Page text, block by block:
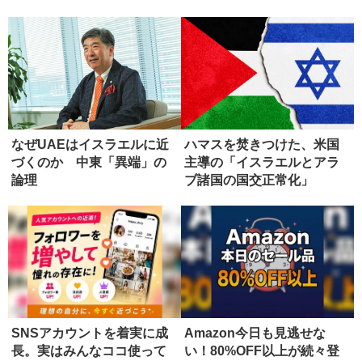
なぜUAEはイスラエルに近
づくのか 中東「異端」の
論理
ハマスを焚きつけた、米国
主導の「イスラエルとアラ
ブ諸国の国交正常化」
SNSアカウントを着実に成
長。実はみんなココ使って
Amazon今日も見逃せな
い！80%OFF以上が続々登